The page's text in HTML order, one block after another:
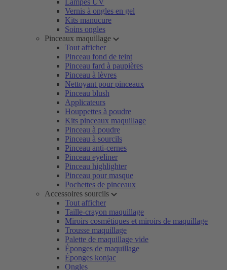
Lampes UV
Vernis à ongles en gel
Kits manucure
Soins ongles
Pinceaux maquillage
Tout afficher
Pinceau fond de teint
Pinceau fard à paupières
Pinceau à lèvres
Nettoyant pour pinceaux
Pinceau blush
Applicateurs
Houppettes à poudre
Kits pinceaux maquillage
Pinceau à poudre
Pinceau à sourcils
Pinceau anti-cernes
Pinceau eyeliner
Pinceau highlighter
Pinceau pour masque
Pochettes de pinceaux
Accessoires sourcils
Tout afficher
Taille-crayon maquillage
Miroirs cosmétiques et miroirs de maquillage
Trousse maquillage
Palette de maquillage vide
Éponges de maquillage
Éponges konjac
Ongles